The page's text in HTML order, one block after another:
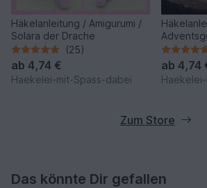
Häkelanleitung / Amigurumi /
Solara der Drache
(25)
ab 4,74 €
Haekelei-mit-Spass-dabei
ab 4,74
Zum Store
Das könnte Dir gefallen